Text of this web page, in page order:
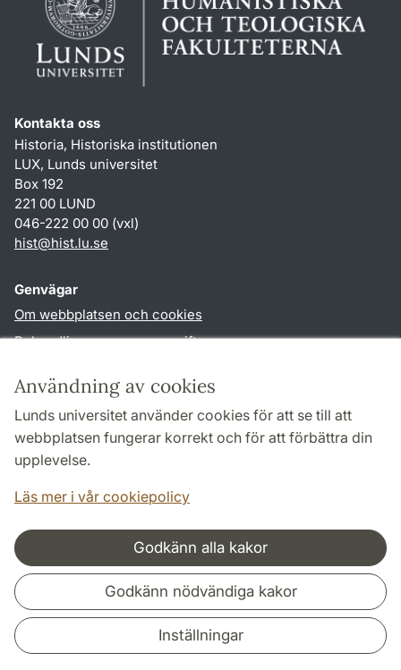
Användning av cookies
Lunds universitet använder cookies för att se till att
webbplatsen fungerar korrekt och för att förbättra din
upplevelse.
Läs mer i vår cookiepolicy
Godkänn alla kakor
Godkänn nödvändiga kakor
Inställningar
Kontakta oss
Historia, Historiska institutionen
LUX, Lunds universitet
Box 192
221 00 LUND
046-222 00 00 (vxl)
hist@hist.lu.se
Genvägar
Om webbplatsen och cookies
Behandling av personuppgifter
TYPO3-login
Följ oss i sociala medier
Samarbeten och nätverk